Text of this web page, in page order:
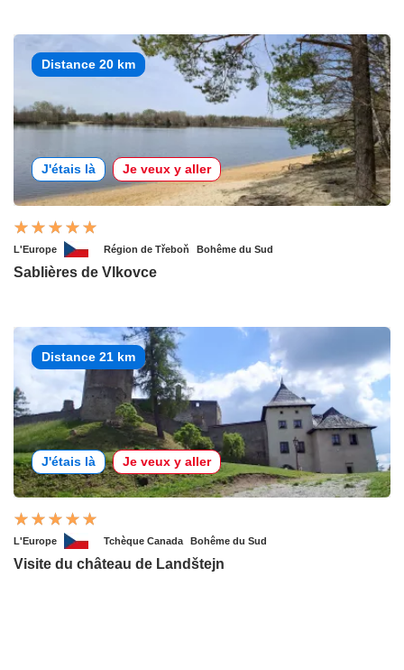
Distance 20 km
J'étais là Je veux y aller
L'Europe Région de Třeboň Bohême du Sud
Sablières de Vlkovce
Distance 21 km
J'étais là Je veux y aller
L'Europe Tchèque Canada Bohême du Sud
Visite du château de Landštejn